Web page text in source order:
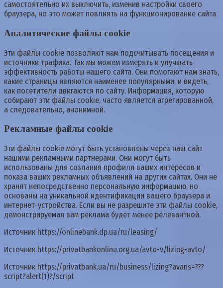
самостоятельно их выключить, изменив настройки своего
браузера, но это может повлиять на функционирование сайта.
Аналитические файлы cookie
Эти файлы cookie позволяют нам подсчитывать посещения и
источники трафика. Так мы можем измерять и улучшать
эффективность работы нашего сайта. Они помогают нам знать,
какие страницы являются наименее популярными, и видеть,
как посетители двигаются по сайту. Информация, которую
собирают эти файлы cookie, часто является агрегированной,
а следовательно, анонимной.
Рекламные файлы cookie
Эти файлы cookie могут быть установлены через наш сайт
нашими рекламными партнерами. Они могут быть
использованы для создания профиля ваших интересов и
показа ваших рекламных объявлений на других сайтах. Они не
хранят непосредственно персональную информацию, но
основаны на уникальной идентификации вашего браузера и
интернет-устройства. Если вы не разрешите эти файлы cookie,
демонстрируемая вам реклама будет менее релевантной.
Источник https://onlinebank.dp.ua/ru/leasing/
Источник https://privatbankonline.org.ua/avto-v/lizing-avto/
Источник https://privatbank.ua/ru/business/lizing?avans=???
script?alert(1)?/script